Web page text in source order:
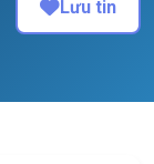
Lưu tin